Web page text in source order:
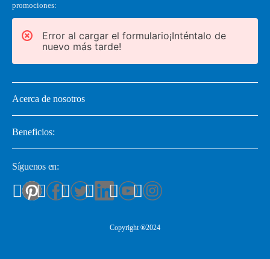
promociones:
Error al cargar el formulario¡Inténtalo de
nuevo más tarde!
Acerca de nosotros
Beneficios:
Síguenos en:
Copyright ®2024